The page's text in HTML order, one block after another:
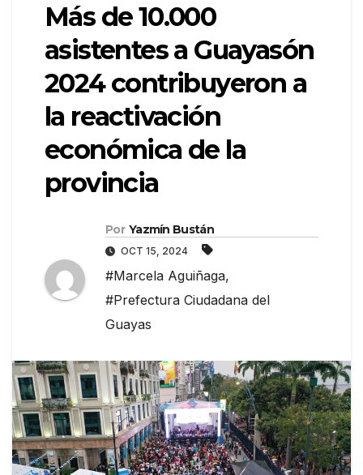
Más de 10.000
asistentes a Guayasón
2024 contribuyeron a
la reactivación
económica de la
provincia
Por Yazmín Bustán
OCT 15, 2024
#Marcela Aguiñaga,
#Prefectura Ciudadana del
Guayas